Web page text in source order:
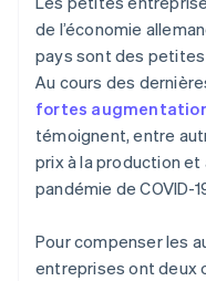
Traitement des
Traitement des
Service d’assistance
Création de
Logistique
de l’économie
pays sont des petites
Au cours des
fortes
témoignent, entre
prix à la production
pandémie de COVID-
Pour compenser les
entreprises ont deux